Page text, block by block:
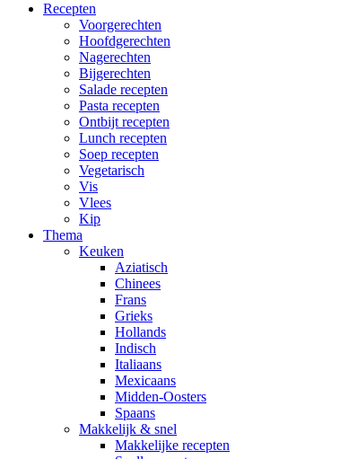
Recepten
Voorgerechten
Hoofdgerechten
Nagerechten
Bijgerechten
Salade recepten
Pasta recepten
Ontbijt recepten
Lunch recepten
Soep recepten
Vegetarisch
Vis
Vlees
Kip
Thema
Keuken
Aziatisch
Chinees
Frans
Grieks
Hollands
Indisch
Italiaans
Mexicaans
Midden-Oosters
Spaans
Makkelijk & snel
Makkelijke recepten